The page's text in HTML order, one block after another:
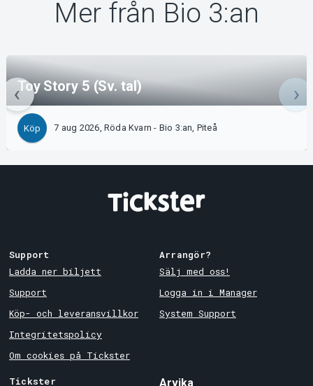
Mer från Bio 3:an
Toy Story 5 (Sv. tal)
Köp 7 aug 2026, Röda Kvarn - Bio 3:an, Piteå
Support
Ladda ner biljett
Support
Köp- och leveransvillkor
Integritetspolicy
Om cookies på Tickster
Arrangör?
Sälj med oss!
Logga in i Manager
System Support
Tickster Arvika